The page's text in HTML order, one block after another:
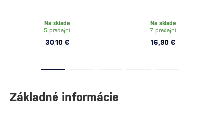
Na sklade
5 predajní
30,10 €
Na sklade
7 predajní
16,90 €
Základné informácie